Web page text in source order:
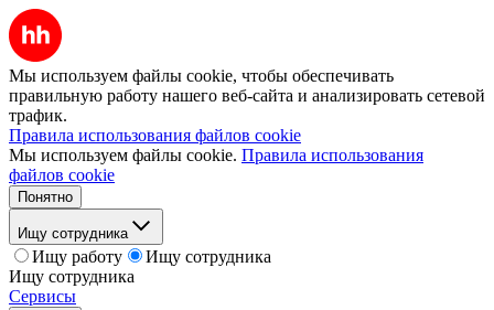
Мы используем файлы cookie, чтобы обеспечивать
правильную работу нашего веб-сайта и анализировать сетевой
трафик.
Правила использования файлов cookie
Мы используем файлы cookie. Правила использования
файлов cookie
Понятно
Ищу сотрудника
Ищу работу
Ищу сотрудника
Ищу сотрудника
Сервисы